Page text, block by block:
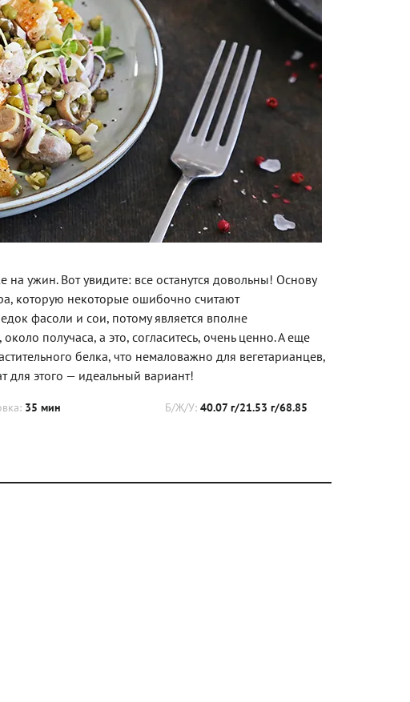
ужин. Вот увидите: все останутся довольны! Основу
которую некоторые ошибочно считают
фасоли и сои, потому является вполне
получаса, а это, согласитесь, очень ценно. А еще
белка, что немаловажно для вегетарианцев,
для этого — идеальный вариант!
35 мин Б/Ж/У: 40.07 г/21.53 г/68.85